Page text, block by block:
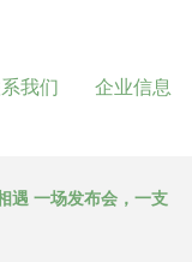
我们 企业信息
遇 一场发布会，一支